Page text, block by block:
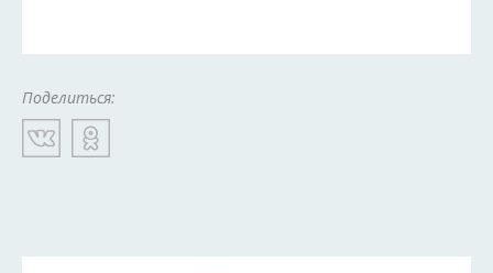
Поделиться: